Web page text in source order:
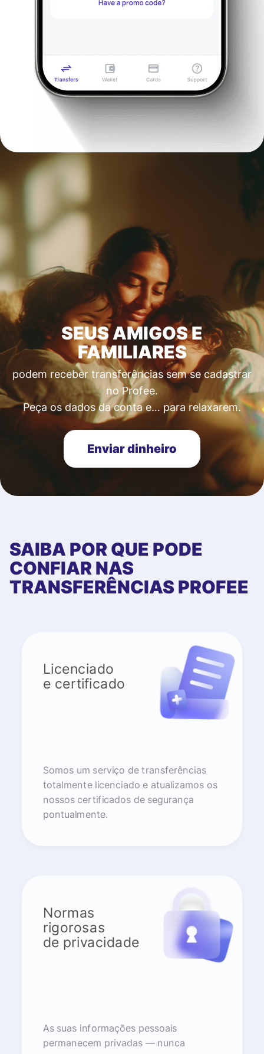
SEUS AMIGOS E
FAMILIARES
podem receber transferências sem se cadastrar
no Profee.
Peça os dados da conta e… para relaxarem.
Enviar dinheiro
SAIBA POR QUE PODE
CONFIAR NAS
TRANSFERÊNCIAS PROFEE
Licenciado
e certificado
Somos um serviço de transferências
totalmente licenciado e atualizamos os
nossos certificados de segurança
pontualmente.
Normas
rigorosas
de privacidade
As suas informações pessoais
permanecem privadas — nunca